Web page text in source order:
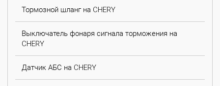
Тормозной шланг на CHERY
Выключатель фонаря сигнала торможения на
CHERY
Датчик АБС на CHERY